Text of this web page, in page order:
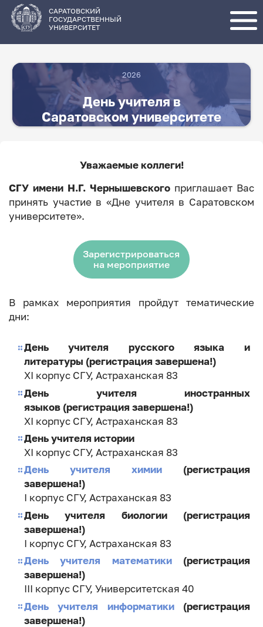
основному
содержанию
САРАТОВСКИЙ
ГОСУДАРСТВЕННЫЙ
УНИВЕРСИТЕТ
2026
День учителя в
Саратовском университете
Уважаемые коллеги!
СГУ имени Н.Г. Чернышевского приглашает Вас
принять участие в «Дне учителя в Саратовском
университете».
Зарегистрироваться
на мероприятие
В рамках мероприятия пройдут тематические
дни:
День учителя русского языка и
литературы (регистрация завершена!)
XI корпус СГУ, Астраханская 83
День учителя иностранных
языков (регистрация завершена!)
XI корпус СГУ, Астраханская 83
День учителя истории
XI корпус СГУ, Астраханская 83
День учителя химии(регистрация
завершена!)
I корпус СГУ, Астраханская 83
День учителя биологии (регистрация
завершена!)
I корпус СГУ, Астраханская 83
День учителя математики(регистрация
завершена!)
III корпус СГУ, Университетская 40
День учителя информатики(регистрация
завершена!)